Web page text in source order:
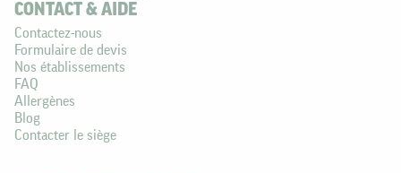
CONTACT & AIDE
Contactez-nous
Formulaire de devis
Nos établissements
FAQ
Allergènes
Blog
Contacter le siège